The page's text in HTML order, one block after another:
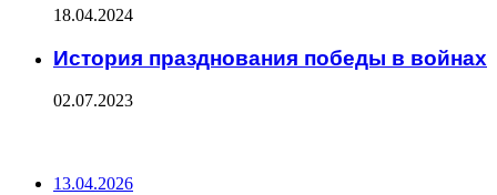
18.04.2024
История празднования победы в войнах
02.07.2023
13.04.2026